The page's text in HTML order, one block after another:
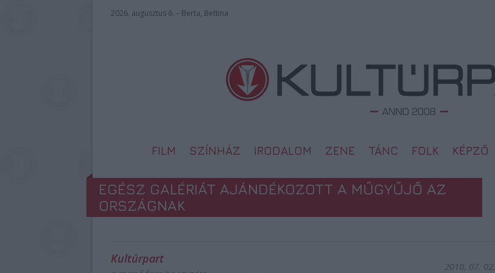
2026. augusztus 6. – Berta, Bettina
FILM SZÍNHÁZ IRODALOM ZENE TÁNC FOLK KÉPZŐ
EGÉSZ GALÉRIÁT AJÁNDÉKOZOTT A MŰGYŰJŐ AZ
ORSZÁGNAK
Kultúrpart
2010. 07. 02.